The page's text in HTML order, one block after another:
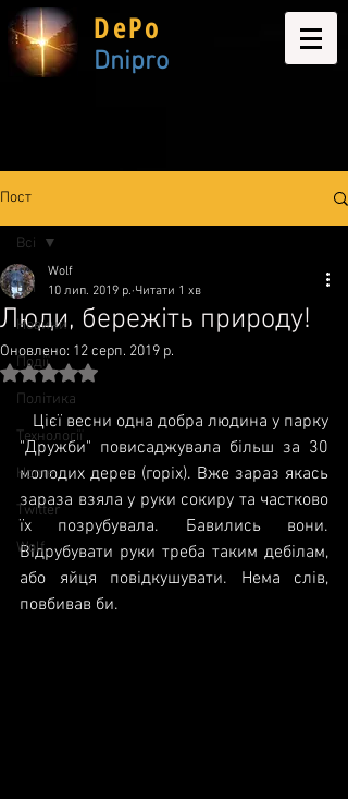
DePo
Dnipro
Пост
Всі
Новини
Події
Політика
Технології
Home
Twitter
Wolf
Всі
Люди, бережіть природу!
Wolf
10 лип. 2019 р. Читати 1 хв
Оновлено: 12 серп. 2019 р.
Оцінка: NaN з 5 зірок.
"Дружби" повисаджувала більш за 30
молодих дерев (горіх). Вже зараз якась
зараза взяла у руки сокиру та частково
їх позрубувала. Бавились вони.
Відрубувати руки треба таким дебілам,
або яйця повідкушувати. Нема слів,
повбивав би.